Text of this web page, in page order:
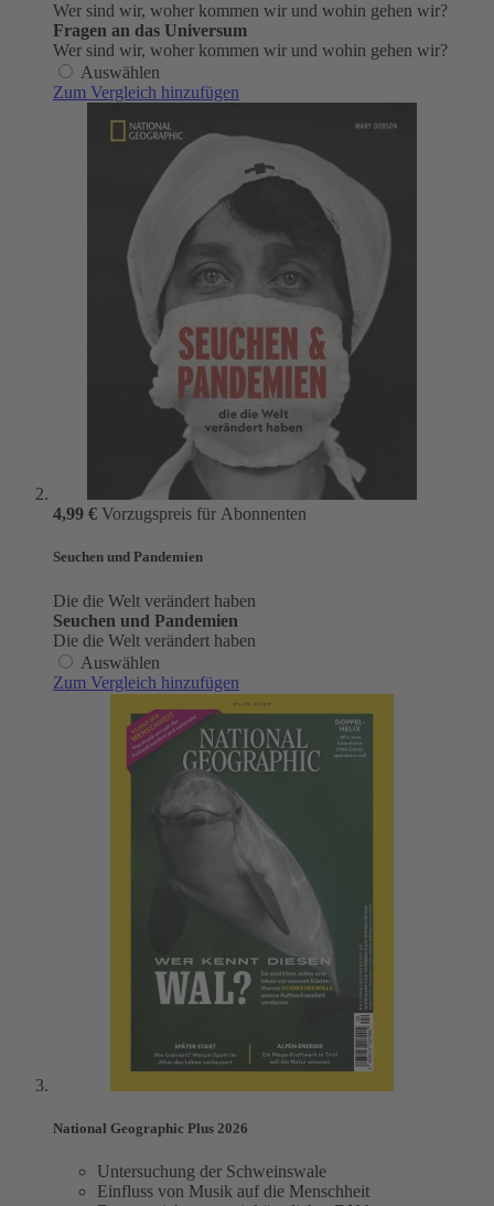
Wer sind wir, woher kommen wir und wohin gehen wir?
Fragen an das Universum
Wer sind wir, woher kommen wir und wohin gehen wir?
Auswählen
Zum Vergleich hinzufügen
4,99 € Vorzugspreis für Abonnenten
Seuchen und Pandemien
Die die Welt verändert haben
Seuchen und Pandemien
Die die Welt verändert haben
Auswählen
Zum Vergleich hinzufügen
National Geographic Plus 2026
Untersuchung der Schweinswale
Einfluss von Musik auf die Menschheit